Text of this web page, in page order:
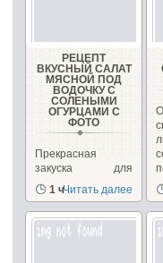
РЕЦЕПТ
ВКУСНЫЙ САЛАТ
МЯСНОЙ ПОД
ВОДОЧКУ С
СОЛЕНЫМИ
ОГУРЦАМИ С
ФОТО
Прекрасная
закуска для
дружеских
застолий!
1 чЧитать далее